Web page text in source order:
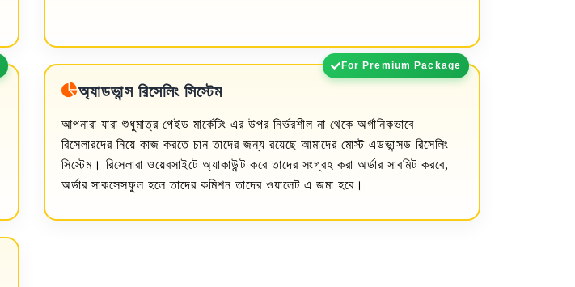
For Premium Package
অ্যাডভান্স রিসেলিং সিস্টেম
আপনারা যারা শুধুমাত্র পেইড মার্কেটিং এর উপর নির্ভরশীল না থেকে অর্গানিকভাবে
রিসেলারদের নিয়ে কাজ করতে চান তাদের জন্য রয়েছে আমাদের মোস্ট এডভান্সড রিসেলিং
সিস্টেম। রিসেলারা ওয়েবসাইটে অ্যাকাউন্ট করে তাদের সংগ্রহ করা অর্ডার সাবমিট করবে,
অর্ডার সাকসেসফুল হলে তাদের কমিশন তাদের ওয়ালেট এ জমা হবে।